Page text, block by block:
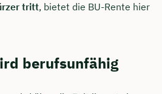
tritt, bietet die BU-Rente hier
berufsunfähig